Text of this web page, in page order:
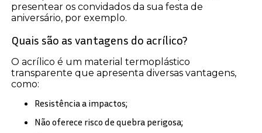
presentear os convidados da sua festa de
aniversário, por exemplo.
Quais são as vantagens do acrílico?
O acrílico é um material termoplástico
transparente que apresenta diversas vantagens,
como:
Resistência a impactos;
Não oferece risco de quebra perigosa;